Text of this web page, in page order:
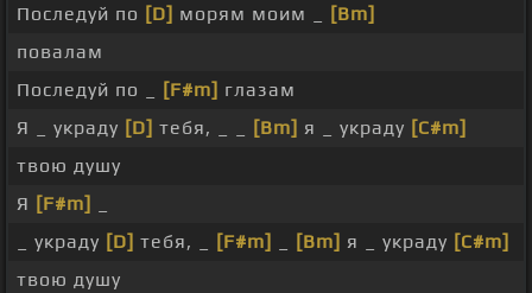
Последуй по [D] морям моим _
[Bm]
повалам
Последуй по _
[F#m] глазам
Я _ украду [D] тебя, _ _ [Bm] я _ украду [C#m]
твою душу
Я [F#m]
_ украду [D] тебя, _ [F#m] [Bm] я _ украду [C#m]
твою душу